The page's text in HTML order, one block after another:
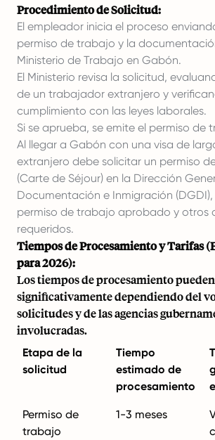
Procedimiento de Solicitud:
El empleador inicia el proceso
permiso de trabajo y la
Ministerio de Trabajo en Gabón.
El Ministerio revisa la solicitud,
de un trabajador extranjero y
cumplimiento con las leyes laborales.
Si se aprueba, se emite el permiso de
Al llegar a Gabón con una visa de
extranjero debe solicitar un permiso
(Carte de Séjour) en la Dirección
Documentación e Inmigración
permiso de trabajo aprobado y otros
requeridos.
Tiempos de Procesamiento y Tarifas
para 2026):
Los tiempos de procesamiento
significativamente dependiendo del
solicitudes y de las agencias
involucradas.
Etapa de la
solicitud
Tiempo
estimado de
procesamiento
Permiso de
trabajo
1-3 meses